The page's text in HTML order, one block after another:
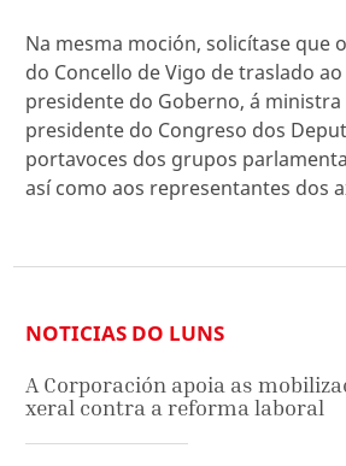
Na mesma moción, solicítase que
do Concello de Vigo de traslado
presidente do Goberno, á ministra
presidente do Congreso dos
portavoces dos grupos
así como aos representantes dos
NOTICIAS DO LUNS
A Corporación apoia as
xeral contra a reforma laboral